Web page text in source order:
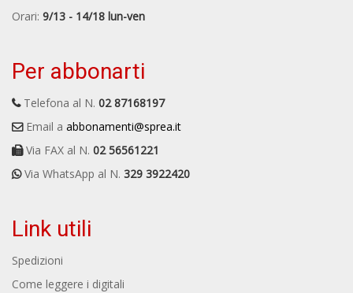
Orari: 9/13 - 14/18 lun-ven
Per abbonarti
Telefona al N. 02 87168197
Email a abbonamenti@sprea.it
Via FAX al N. 02 56561221
Via WhatsApp al N. 329 3922420
Link utili
Spedizioni
Come leggere i digitali